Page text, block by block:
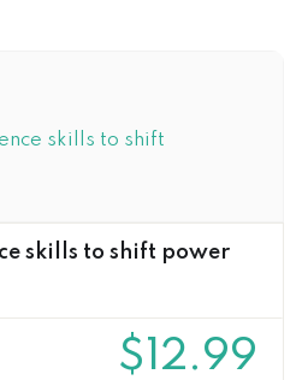
skills to shift power
$ 12.99